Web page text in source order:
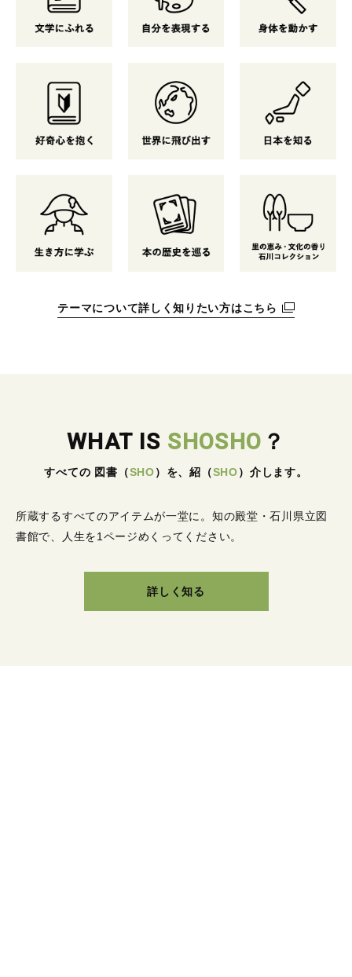
テーマについて詳しく知りたい方はこちら
WHAT IS SHOSHO ？
すべての 図書 （SHO） を、紹 （SHO） 介します。
所蔵するすべてのアイテムが一堂に。 知の殿堂・石川県立図
書館で、人生を1ページめくってください。
詳しく知る